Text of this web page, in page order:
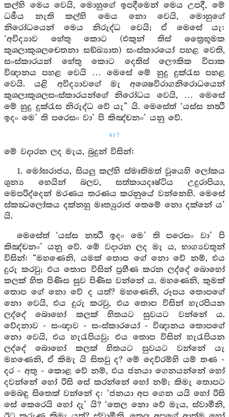
කල්හි මෙය වෙයි, මොහුගේ ඉපදීමෙන් මෙය උපදී, මේ
ධර්‍මය නැති කල්හි මෙය නො වෙයි, මොහුගේ
නිරෝධයෙන් මෙය නිරුද්ධ වෙයි; ඒ මෙසේ යැ:
‘අවිද්‍යාව හේතු කොට (එකුන් තිස් ත්‍රෛභූමක
කුශලාකුශලචෙතනා සඞ්ඛ්‍යාත) සංස්කාරයෝ පහළ වෙති,
සංස්කාරයන් හේතු කොට දෙතිස් ලෞකික විපාක
විඥානය පහළ වෙයි … මෙසේ මේ හුදු දුක්රැස පහළ
වෙයි. යළි අවිද්‍යාවගේ මැ අශෙෂවිරාගනිරොධයෙන්
කුශලාකුශලසංස්කාරයන්ගේ නිරෝධය වෙයි, … මෙසේ
මේ හුදු දුක්රැස නිරුද්ධ වේ යැ” යි. මෙසේත් ‘යස්ස නත්‍ථි
ඉදං මෙ’ ති පරෙසං වා’ පි කිඤ්චනං’ යනු වේ.
617
මේ වදාරන ලද මැය, බුදුන් විසින්:
1. මෝඝරාජය, සියලු කල්හි ස්මෘතිමත් වූයෙහි ලෝකය
ශුන්‍ය හෙයින් බලව, සත්කායදෘෂ්ටිය උදුරාපියා,
මෙපරිද්දෙන් මරණය තරණය කරනුයේ වන්නෙහි. මෙසේ
ස්කන්‍ධලෝකය දක්නහු මෘත්‍යුරාජ තෙමේ නො දක්නේ ය’
යි.
මෙසේත් ‘යස්ස නත්‍ථි ඉදං මෙ’ ති පරෙසං වා’ පි
කිඤ්චනං’ යනු වේ. මේ වදාරන ලද මැ ය, භාග්‍යවතුන්
විසින්: “මහණෙනි, යමක් තොප ගේ නො වේ නම්, එය
දුරු කරවු; එය තොප විසින් ප්‍රහීණ කරන ලද්දේ බොහෝ
කලක් හිත පිණිස සුව පිණිස වන්නේ ය. මහණෙනි, කුමක්
තොප ගේ නො වේ ද යත්? මහණෙනි, රූපය තොපගේ
නො වෙයි, එය දුරු කරවු, එය තොප විසින් හැරපියන
ලද්දේ බොහෝ කලක් හිතයට සුවයට වන්නේ ය.
වේදනාව - සංඥාව - සංස්කාරයෝ - විඥානය තොපගේ
නො වෙයි, එය හැරැපියවු; එය තොප විසින් හැරැපියන
ලද්දේ බොහෝ කලක් හිතයට සුවයට වන්නේ යැ
මහණෙනි, ඒ කිමැ යි සිතවු ද? මේ දෙව්රම්හි යම් තණ -
දර - අතු - කොළ වේ නම්, එය ජනයා ගෙනයන්නේ හෝ
දවන්නේ හෝ රිසි සේ කරන්නේ හෝ නම්; කිමැ තොපට
මෙබඳු සිතෙක් වන්නේ ද: ‘ජනයා අප ගෙන යයි හෝ රිසි
සේ කෙරෙයි හෝ දැ’ යි? ‘තෙල නො වේ මැය, ස්වාමීනි,